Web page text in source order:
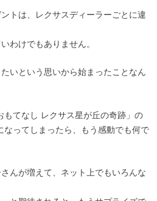
トは、レクサスディーラーごとに違
わけでもありません。
いという思いから始まったことなん
もてなし レクサス星が丘の奇跡」の
なってしまったら、もう感動でも何で
んが増えて、ネット上でもいろんな